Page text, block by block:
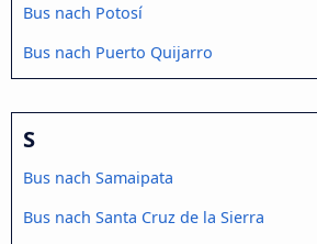
Bus nach Potosí
Bus nach Puerto Quijarro
S
Bus nach Samaipata
Bus nach Santa Cruz de la Sierra